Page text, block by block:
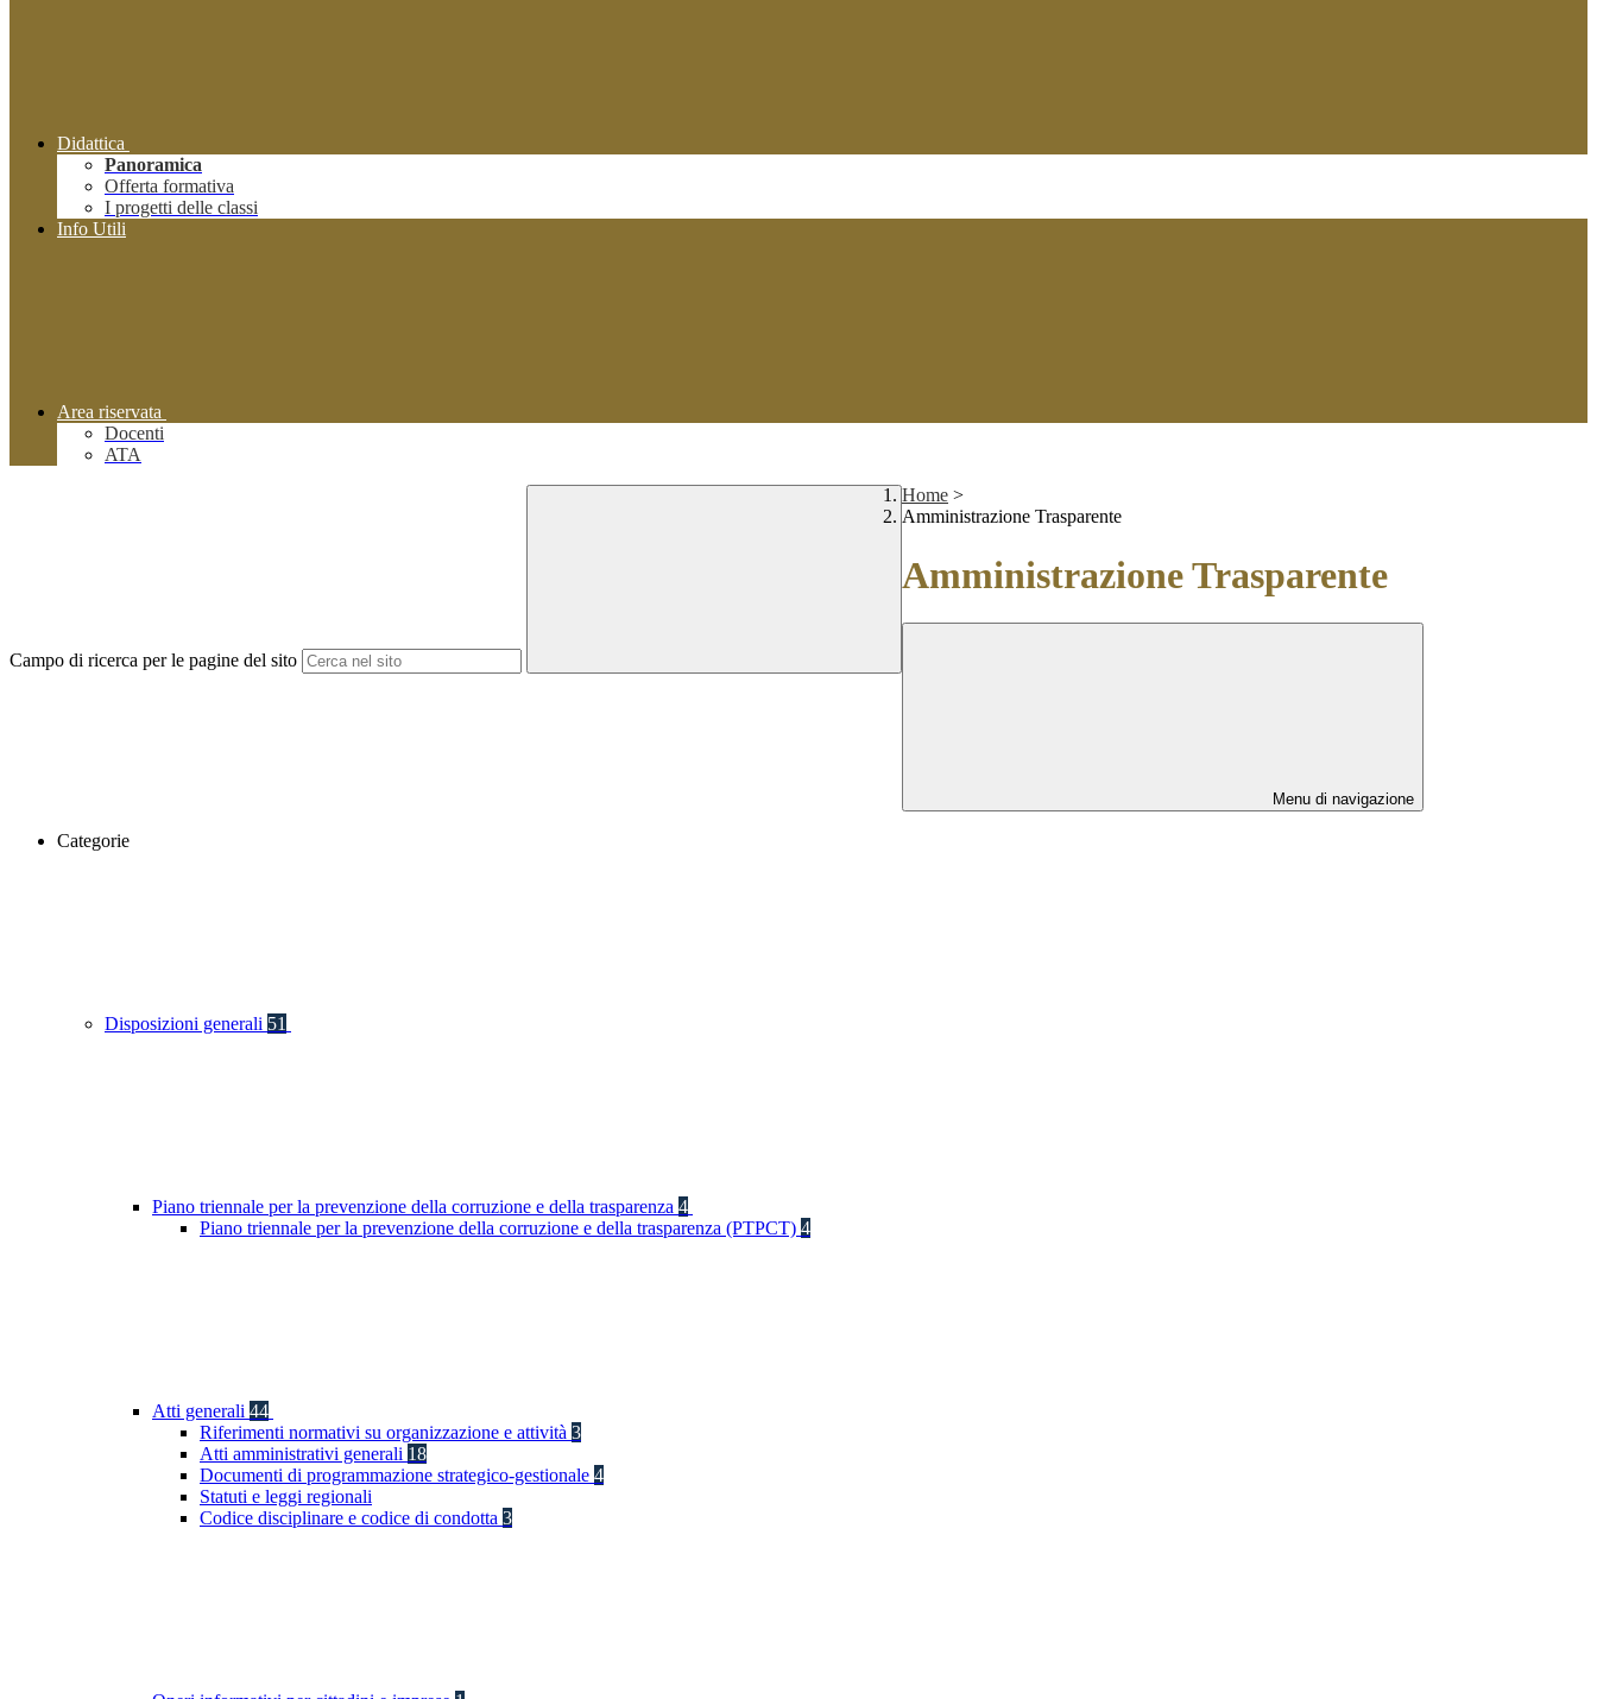
Didattica
Panoramica
Offerta formativa
I progetti delle classi
Info Utili
Area riservata
Docenti
ATA
Campo di ricerca per le pagine del sito
Home >
Amministrazione Trasparente
Amministrazione Trasparente
Menu di navigazione
Categorie
Disposizioni generali 51
Piano triennale per la prevenzione della corruzione e della trasparenza 4
Piano triennale per la prevenzione della corruzione e della trasparenza (PTPCT) 4
Atti generali 44
Riferimenti normativi su organizzazione e attività 3
Atti amministrativi generali 18
Documenti di programmazione strategico-gestionale 4
Statuti e leggi regionali
Codice disciplinare e codice di condotta 3